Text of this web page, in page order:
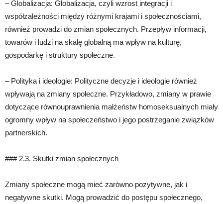
– Globalizacja: Globalizacja, czyli wzrost integracji i
współzależności między różnymi krajami i społecznościami,
również prowadzi do zmian społecznych. Przepływ informacji,
towarów i ludzi na skalę globalną ma wpływ na kulturę,
gospodarkę i struktury społeczne.
– Polityka i ideologie: Polityczne decyzje i ideologie również
wpływają na zmiany społeczne. Przykładowo, zmiany w prawie
dotyczące równouprawnienia małżeństw homoseksualnych miały
ogromny wpływ na społeczeństwo i jego postrzeganie związków
partnerskich.
### 2.3. Skutki zmian społecznych
Zmiany społeczne mogą mieć zarówno pozytywne, jak i
negatywne skutki. Mogą prowadzić do postępu społecznego,